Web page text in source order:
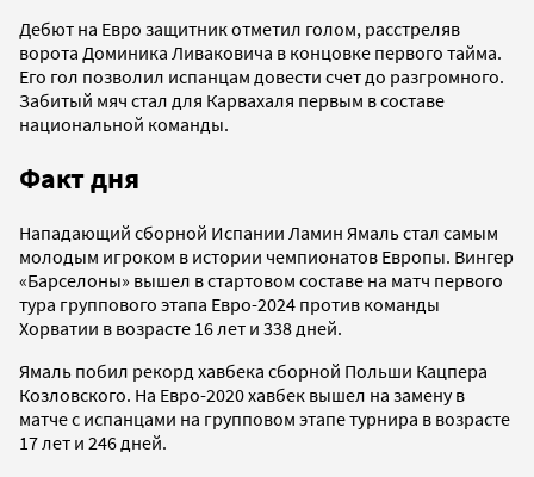
Дебют на Евро защитник отметил голом, расстреляв
ворота Доминика Ливаковича в концовке первого тайма.
Его гол позволил испанцам довести счет до разгромного.
Забитый мяч стал для Карвахаля первым в составе
национальной команды.
Факт дня
Нападающий сборной Испании Ламин Ямаль стал самым
молодым игроком в истории чемпионатов Европы. Вингер
«Барселоны» вышел в стартовом составе на матч первого
тура группового этапа Евро-2024 против команды
Хорватии в возрасте 16 лет и 338 дней.
Ямаль побил рекорд хавбека сборной Польши Кацпера
Козловского. На Евро-2020 хавбек вышел на замену в
матче с испанцами на групповом этапе турнира в возрасте
17 лет и 246 дней.